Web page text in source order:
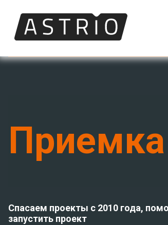
Спасаем проекты с 2010 года,
запустить проект